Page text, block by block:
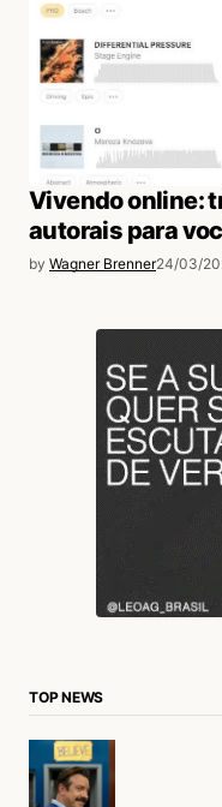
Vivendo online:
autorais para
by Wagner Brenner24/03/
TOP NEWS